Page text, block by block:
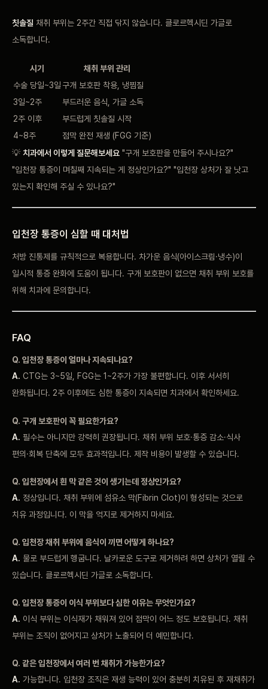
칫솔질 채취 부위는 2주간 직접 닦지 않습니다. 클로르헥시딘 가글로
소독합니다.
시기
채취 부위 관리
수술 당일~3일 구개 보호판 착용, 냉찜질
3일~2주
부드러운 음식, 가글 소독
2주 이후
부드럽게 칫솔질 시작
4~8주
점막 완전 재생 (FGG 기준)
💡 치과에서 이렇게 질문해보세요 "구개 보호판을 만들어 주시나요?"
"입천장 통증이 며칠째 지속되는 게 정상인가요?" "입천장 상처가 잘 낫고
있는지 확인해 주실 수 있나요?"
입천장 통증이 심할 때 대처법
처방 진통제를 규칙적으로 복용합니다. 차가운 음식(아이스크림·냉수)이
일시적 통증 완화에 도움이 됩니다. 구개 보호판이 없으면 채취 부위 보호를
위해 치과에 문의합니다.
FAQ
Q. 입천장 통증이 얼마나 지속되나요?
A. CTG는 3~5일, FGG는 1~2주가 가장 불편합니다. 이후 서서히
완화됩니다. 2주 이후에도 심한 통증이 지속되면 치과에서 확인하세요.
Q. 구개 보호판이 꼭 필요한가요?
A. 필수는 아니지만 강력히 권장됩니다. 채취 부위 보호·통증 감소·식사
편의·회복 단축에 모두 효과적입니다. 제작 비용이 발생할 수 있습니다.
Q. 입천장에서 흰 막 같은 것이 생기는데 정상인가요?
A. 정상입니다. 채취 부위에 섬유소 막(Fibrin Clot)이 형성되는 것으로
치유 과정입니다. 이 막을 억지로 제거하지 마세요.
Q. 입천장 채취 부위에 음식이 끼면 어떻게 하나요?
A. 물로 부드럽게 헹굽니다. 날카로운 도구로 제거하려 하면 상처가 열릴 수
있습니다. 클로르헥시딘 가글로 소독합니다.
Q. 입천장 통증이 이식 부위보다 심한 이유는 무엇인가요?
A. 이식 부위는 이식재가 채워져 있어 점막이 어느 정도 보호됩니다. 채취
부위는 조직이 없어지고 상처가 노출되어 더 예민합니다.
Q. 같은 입천장에서 여러 번 채취가 가능한가요?
A. 가능합니다. 입천장 조직은 재생 능력이 있어 충분히 치유된 후 재채취가